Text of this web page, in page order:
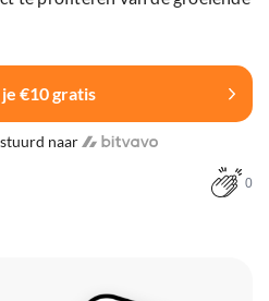
€10 gratis
naar
0